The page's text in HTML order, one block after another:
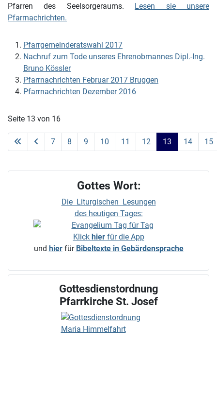
Pfarren des Seelsorgeraums. Lesen sie unsere
Pfarrnachrichten.
Pfarrgemeinderatswahl 2017
Nachruf zum Tode unseres Ehrenobmannes Dipl.-Ing.
Bruno Kössler
Pfarrnachrichten Februar 2017 Bruggen
Pfarrnachrichten Dezember 2016
Seite 13 von 16
7 8 9 10 11 12 13 14 15
Gottes Wort:
Die Liturgischen Lesungen
des heutigen Tages:
Klick hierfür die App
und hier für Bibeltexte in Gebärdensprache
Gottesdienstordnung
Pfarrkirche St. Josef